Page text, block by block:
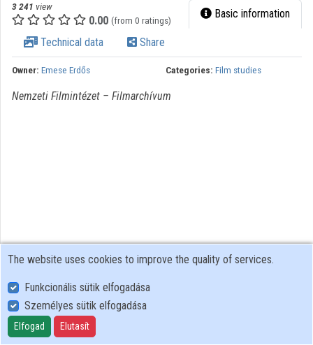
3 241 view
0.00 (from 0 ratings) Basic information
Technical data Share
Owner: Emese Erdős Categories: Film studies
Nemzeti Filmintézet – Filmarchívum
User Policy
Adatkezelési tájékoztató (en)
Cookie Policy
The website uses cookies to improve the quality of services.
Funkcionális sütik elfogadása
Személyes sütik elfogadása
Elfogad Elutasít